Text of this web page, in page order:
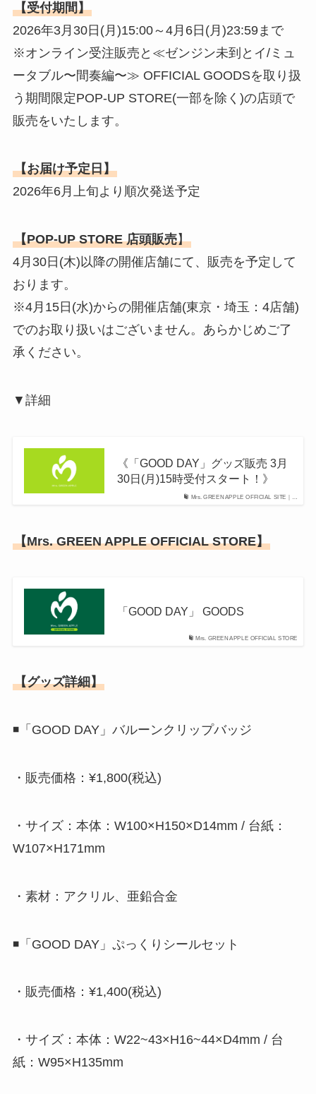
【受付期間】
2026年3月30日(月)15:00～4月6日(月)23:59まで
※オンライン受注販売と≪ゼンジン未到とイ/ミュ
ータブル〜間奏編〜≫ OFFICIAL GOODSを取り扱
う期間限定POP-UP STORE(一部を除く)の店頭で
販売をいたします。
【お届け予定日】
2026年6月上旬より順次発送予定
【POP-UP STORE 店頭販売】
4月30日(木)以降の開催店舗にて、販売を予定して
おります。
※4月15日(水)からの開催店舗(東京・埼玉：4店舗)
でのお取り扱いはございません。あらかじめご了
承ください。
▼詳細
Mrs. GREEN APPLE OFFICIAL SITE｜…
《「GOOD DAY」グッズ販売 3月
30日(月)15時受付スタート！》
【Mrs. GREEN APPLE OFFICIAL STORE】
Mrs. GREEN APPLE OFFICIAL STORE
「GOOD DAY」 GOODS
【グッズ詳細】
◾️「GOOD DAY」バルーンクリップバッジ
・販売価格：¥1,800(税込)
・サイズ：本体：W100×H150×D14mm / 台紙：
W107×H171mm
・素材：アクリル、亜鉛合金
◾️「GOOD DAY」ぷっくりシールセット
・販売価格：¥1,400(税込)
・サイズ：本体：W22~43×H16~44×D4mm / 台
紙：W95×H135mm